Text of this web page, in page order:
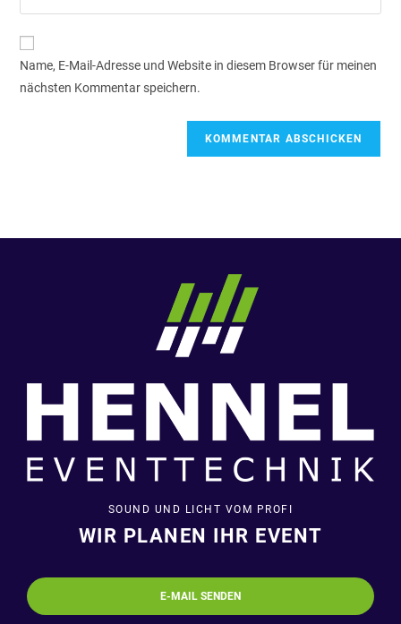
Name, E-Mail-Adresse und Website in diesem Browser für meinen
nächsten Kommentar speichern.
SOUND UND LICHT VOM PROFI
WIR PLANEN IHR EVENT
E-MAIL SENDEN